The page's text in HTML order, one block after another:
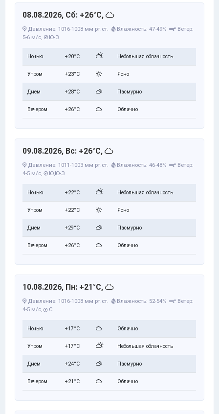
08.08.2026, Сб: +26°C,
Давление: 1016-1008 мм рт.ст. Влажность: 47-49%
Ветер:
5-6 м/с, Ю-З
Ночью +20°C Небольшая облачность
Утром +23°C Ясно
Днем +28°C Пасмурно
Вечером +26°C Облачно
09.08.2026, Вс: +26°C,
Давление: 1011-1003 мм рт.ст. Влажность: 46-48%
Ветер:
4-5 м/с, Ю,Ю-З
Ночью +22°C Небольшая облачность
Утром +22°C Ясно
Днем +29°C Пасмурно
Вечером +26°C Облачно
10.08.2026, Пн: +21°C,
Давление: 1016-1008 мм рт.ст. Влажность: 52-54%
Ветер:
4-5 м/с, С
Ночью +17°C Облачно
Утром +17°C Небольшая облачность
Днем +24°C Пасмурно
Вечером +21°C Облачно